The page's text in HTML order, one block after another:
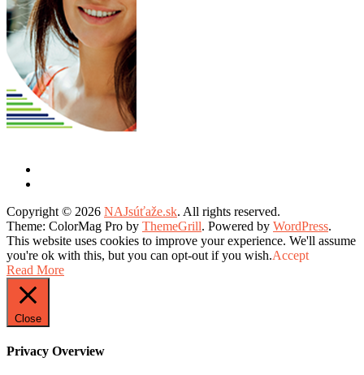
Copyright © 2026 NAJsúťaže.sk. All rights reserved.
Theme: ColorMag Pro by ThemeGrill. Powered by WordPress.
This website uses cookies to improve your experience. We'll assume
you're ok with this, but you can opt-out if you wish.Accept
Read More
Close
Privacy Overview